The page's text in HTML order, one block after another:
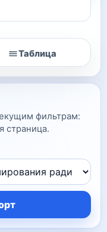
Таблица
фильтрам:
страница.